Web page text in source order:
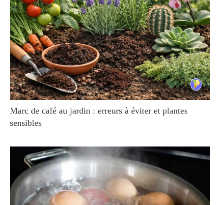
Marc de café au jardin : erreurs à éviter et plantes
sensibles